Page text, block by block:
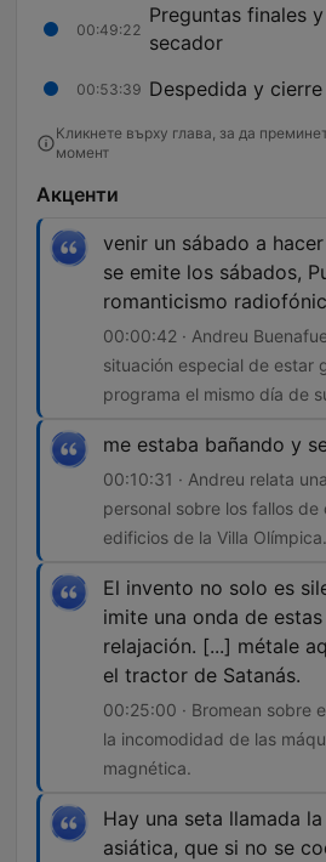
00:49:22
Preguntas finales
secador
00:53:39 Despedida y
Кликнете върху глава, за да
момент
Акценти
venir un sábado a
se emite los sábados,
romanticismo
00:00:42 · Andreu
situación especial de estar
programa el mismo día de
me estaba bañando y
00:10:31 · Andreu relata
personal sobre los fallos
edificios de la Villa Olímpica.
El invento no solo es
imite una onda de
relajación. [...] métale
el tractor de Satanás.
00:25:00 · Bromean sobre
la incomodidad de las
magnética.
Hay una seta llamada
asiática, que si no se